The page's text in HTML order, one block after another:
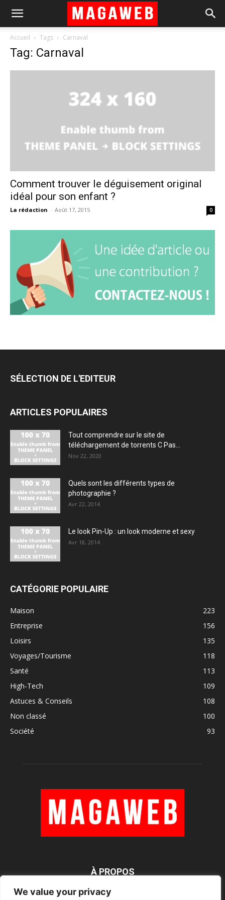
We value your privacy
Accueil Tags Carnaval
Tag: Carnaval
Comment trouver le déguisement original
idéal pour son enfant ?
La rédaction - Août 17, 2015 0
SÉLECTION DE L'EDITEUR
ARTICLES POPULAIRES
Tout comprendre sur le site de
téléchargement de torrents C Pas...
Nov 22, 2020
Quels sont les différents types de
photographie ?
Avr 22, 2014
Le look Pin-Up : un look moderne et sexy
Avr 18, 2014
CATÉGORIE POPULAIRE
Maison
223
Entreprise
156
Loisirs
135
Voyages/Tourisme
118
Santé
113
High-Tech
109
Astuces & Conseils
108
Non classé
100
Société
93
À PROPOS